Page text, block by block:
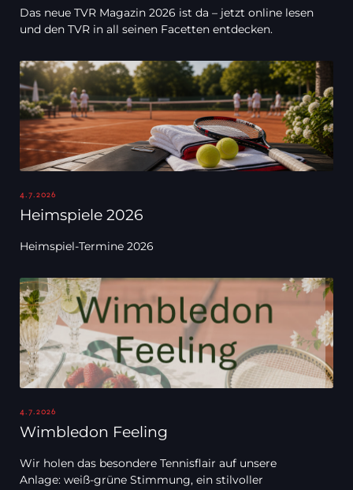
Das neue TVR Magazin 2026 ist da – jetzt online lesen
und den TVR in all seinen Facetten entdecken.
4.7.2026
Heimspiele 2026
Heimspiel-Termine 2026
4.7.2026
Wimbledon Feeling
Wir holen das besondere Tennisflair auf unsere
Anlage: weiß-grüne Stimmung, ein stilvoller